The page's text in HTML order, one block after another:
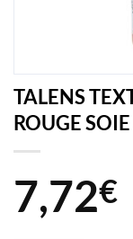
TALENS
ROUGE
7,72€